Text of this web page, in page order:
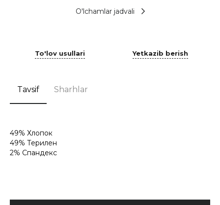
O'lchamlar jadvali
To'lov usullari Yetkazib berish
Tavsif Sharhlar
49% Хлопок
49% Терилен
2% Спандекс